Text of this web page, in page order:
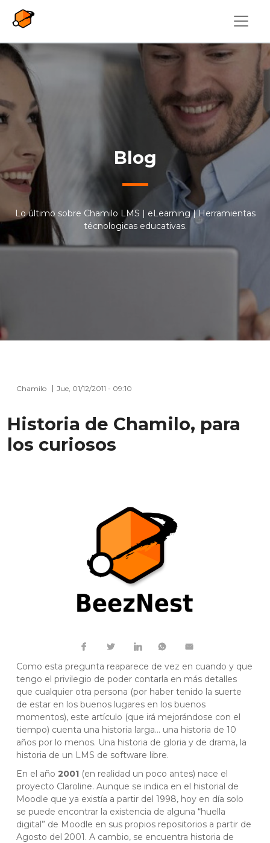
Blog
Lo último sobre Chamilo LMS | eLearning | Herramientas
técnologicas educativas.
Chamilo Jue, 01/12/2011 - 09:10
Historia de Chamilo, para
los curiosos
Como esta pregunta reaparece de vez en cuando y que
tengo el privilegio de poder contarla en más detalles
que cualquier otra persona (por haber tenido la suerte
de estar en los buenos lugares en los buenos
momentos), este artículo (que irá mejorándose con el
tiempo) cuenta una historia larga… una historia de 10
años por lo menos. Una historia de gloria y de drama, la
historia de un LMS de software libre.
En el año 2001 (en realidad un poco antes) nace el
proyecto Claroline. Aunque se indica en el historial de
Moodle que ya existía a partir del 1998, hoy en día solo
se puede encontrar la existencia de alguna “huella
digital” de Moodle en sus propios repositorios a partir de
Agosto del 2001. A cambio, se encuentra historia de